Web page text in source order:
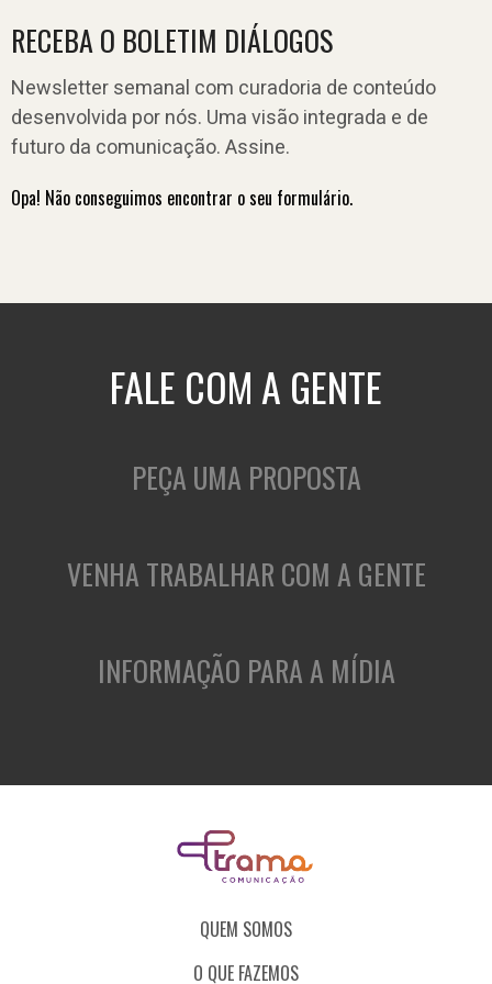
RECEBA O BOLETIM DIÁLOGOS
Newsletter semanal com curadoria de conteúdo
desenvolvida por nós. Uma visão integrada e de
futuro da comunicação. Assine.
Opa! Não conseguimos encontrar o seu formulário.
FALE COM A GENTE
PEÇA UMA PROPOSTA
VENHA TRABALHAR COM A GENTE
INFORMAÇÃO PARA A MÍDIA
QUEM SOMOS
O QUE FAZEMOS